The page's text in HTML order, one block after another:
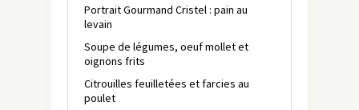
Portrait Gourmand Cristel : pain au
levain
Soupe de légumes, oeuf mollet et
oignons frits
Citrouilles feuilletées et farcies au
poulet